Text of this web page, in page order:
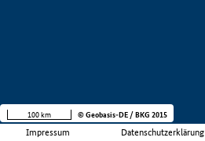
Impressum Datenschutzerklärung
100 km © Geobasis-DE / BKG 2015